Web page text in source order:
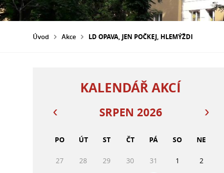
Úvod Akce LD OPAVA, JEN POČKEJ, HLEMÝŽDI
KALENDÁŘ AKCÍ
SRPEN 2026
PO ÚT ST ČT PÁ SO NE
27 28 29 30 31 1 2